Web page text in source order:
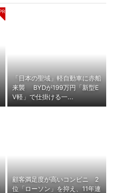
「日本の聖域」軽自動車に赤船
来襲 BYDが199万円「新型E
V軽」で仕掛ける一...
顧客満足度が高いコンビニ 2
位「ローソン」を抑え、11年連